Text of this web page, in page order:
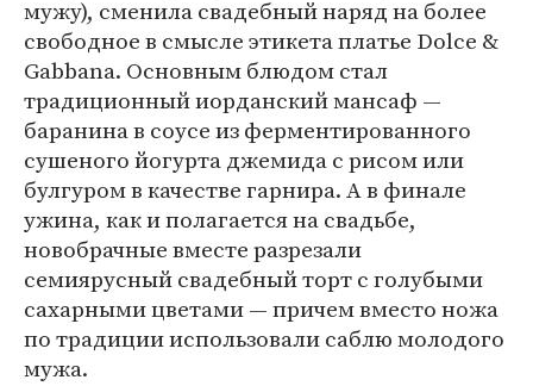
мужу), сменила свадебный наряд на более
свободное в смысле этикета платье Dolce &
Gabbana. Основным блюдом стал
традиционный иорданский мансаф —
баранина в соусе из ферментированного
сушеного йогурта джемида с рисом или
булгуром в качестве гарнира. А в финале
ужина, как и полагается на свадьбе,
новобрачные вместе разрезали
семиярусный свадебный торт с голубыми
сахарными цветами — причем вместо ножа
по традиции использовали саблю молодого
мужа.